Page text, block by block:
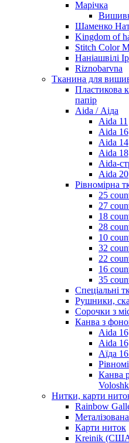
Марічка
Шаменко
Kingdom of
Stitch Color
Наніашвілі
Riznobarvna
Тканина для
Пластикова
папір
Aida / Аіда
Aida 11
Aida 16
Aida 14
Aida 18
Aida-
Aida 20
Рівномірна
25
27
18
28
10
32
22
16
35
Спеціальні
Рушники,
Сорочки з
Канва з
Aida
Aida
Аїда
Канва
Нитки, карти
Rainbow
Карти ниток
Kreinik